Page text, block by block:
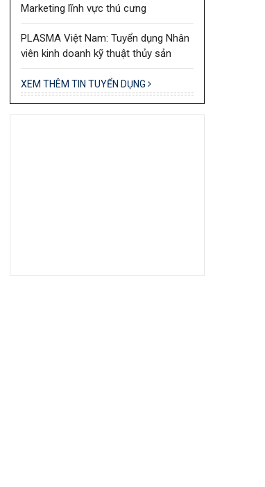
Marketing lĩnh vực thú cưng
PLASMA Việt Nam: Tuyển dụng Nhân
viên kinh doanh kỹ thuật thủy sản
XEM THÊM TIN TUYỂN DỤNG